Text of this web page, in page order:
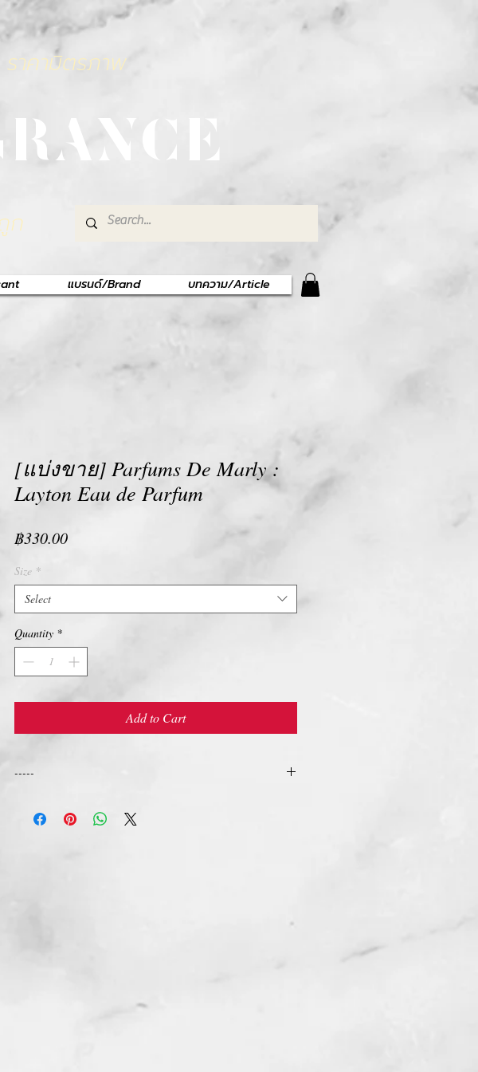
าคามิตรภาพ
ก
แบรนด์/Brand บทความ/Article
[แบ่งขาย] Parfums De Marly :
Layton Eau de Parfum
฿330.00Price
Size *
Select
Quantity *
Add to Cart
-----
ทางบริษัท ไม่มีนโยบายการรับ เปลี่ยน/คืน สินค้า ทุกรณี